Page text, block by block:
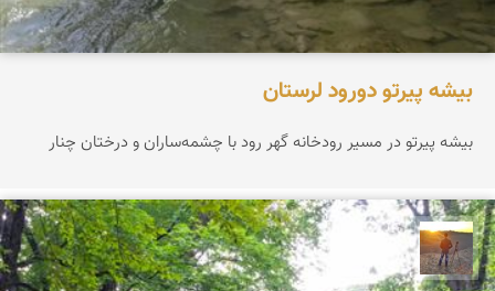
بیشه پیرتو دورود لرستان
بیشه پیرتو در مسیر رودخانه گهر رود با چشمه‌ساران و درختان چنار